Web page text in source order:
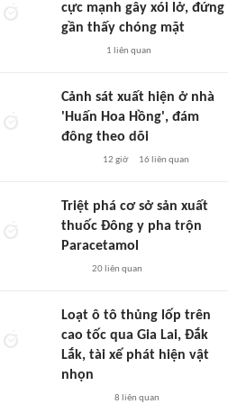
cực mạnh gây xói lở, đứng
gần thấy chóng mặt
1 liên quan
Cảnh sát xuất hiện ở nhà
'Huấn Hoa Hồng', đám
đông theo dõi
12 giờ 16 liên quan
Triệt phá cơ sở sản xuất
thuốc Đông y pha trộn
Paracetamol
20liên quan
Loạt ô tô thủng lốp trên
cao tốc qua Gia Lai, Đắk
Lắk, tài xế phát hiện vật
nhọn
8 liên quan